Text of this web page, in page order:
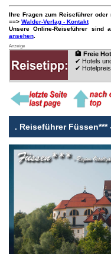
Ihre Fragen zum Reiseführer
==> Walder-Verlag - Kontakt
Unsere Online-Reiseführer
ansehen.
Anzeige
🏨 Freie
✔ Hotels
✔
. Reiseführer